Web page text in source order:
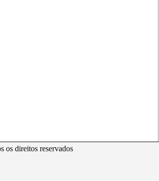
direitos reservados